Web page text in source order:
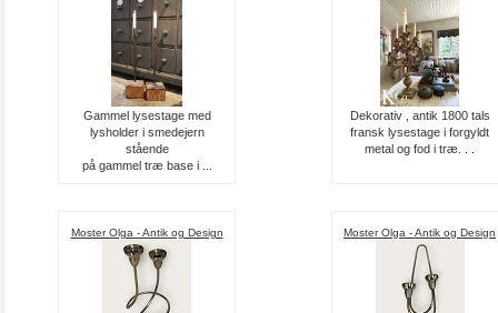
Gammel lysestage med
lysholder i smedejern
stående
på gammel træ base i ...
Dekorativ , antik 1800 tals
fransk lysestage i forgyldt
metal og fod i træ. . .
Moster Olga - Antik og Design Moster Olga - Antik og Design